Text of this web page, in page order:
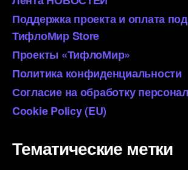
Поддержка проекта и оплата
ТифлоМир Store
Проекты «ТифлоМир»
Политика конфиденциальности
Согласие на обработку
Cookie Policy (EU)
Тематические метки